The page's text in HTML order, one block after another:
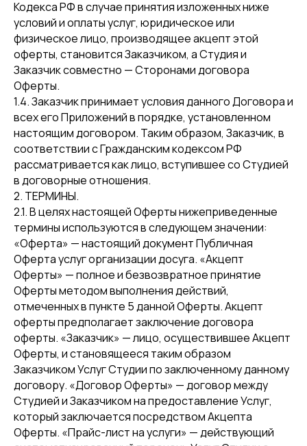
Кодекса РФ в случае принятия изложенных ниже
условий и оплаты услуг, юридическое или
физическое лицо, производящее акцепт этой
оферты, становится Заказчиком, а Студия и
Заказчик совместно — Сторонами договора
Оферты.
1.4. Заказчик принимает условия данного Договора и
всех его Приложений в порядке, установленном
настоящим договором. Таким образом, Заказчик, в
соответствии с Гражданским кодексом РФ
рассматривается как лицо, вступившее со Студией
в договорные отношения.
2. ТЕРМИНЫ.
2.1. В целях настоящей Оферты нижеприведенные
термины используются в следующем значении:
«Оферта» — настоящий документ Публичная
Оферта услуг организации досуга. «Акцепт
Оферты» — полное и безвозвратное принятие
Оферты методом выполнения действий,
отмеченных в пункте 5 данной Оферты. Акцепт
оферты предполагает заключение договора
оферты. «Заказчик» — лицо, осуществившее Акцепт
Оферты, и становящееся таким образом
Заказчиком Услуг Студии по заключенному данному
договору. «Договор Оферты» — договор между
Студией и Заказчиком на предоставление Услуг,
который заключается посредством Акцепта
Оферты. «Прайс-лист на услуги» — действующий